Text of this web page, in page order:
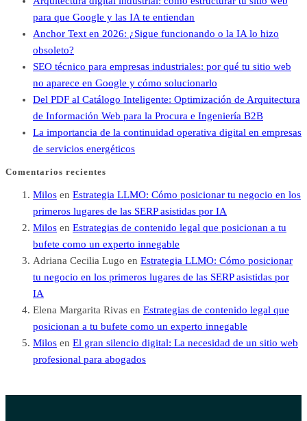
para que Google y las IA te entiendan
Anchor Text en 2026: ¿Sigue funcionando o la IA lo hizo
obsoleto?
SEO técnico para empresas industriales: por qué tu sitio web
no aparece en Google y cómo solucionarlo
Del PDF al Catálogo Inteligente: Optimización de Arquitectura
de Información Web para la Procura e Ingeniería B2B
La importancia de la continuidad operativa digital en empresas
de servicios energéticos
Comentarios recientes
Milos en Estrategia LLMO: Cómo posicionar tu negocio en los
primeros lugares de las SERP asistidas por IA
Milos en Estrategias de contenido legal que posicionan a tu
bufete como un experto innegable
Adriana Cecilia Lugo en Estrategia LLMO: Cómo posicionar
tu negocio en los primeros lugares de las SERP asistidas por
IA
Elena Margarita Rivas en Estrategias de contenido legal que
posicionan a tu bufete como un experto innegable
Milos en El gran silencio digital: La necesidad de un sitio web
profesional para abogados